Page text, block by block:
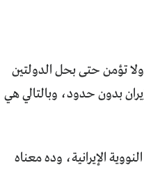
ولا تؤمن حتى بحل الدولتين
بدون حدود، وبالتالي هي
الإيرانية، وده معناه